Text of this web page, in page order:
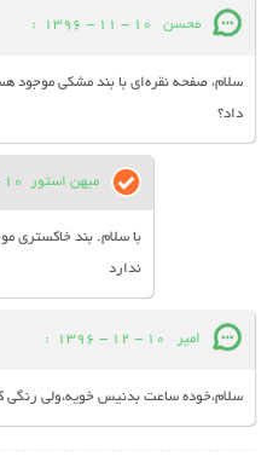
محسن 10 - 11 - 1396
:
سلام، صفحه نقره‌ای با بند مشکی
داد؟
میهن استور 10 - 11 - 1396
با سلام. بند خاکستری
ندارد
امیر 10 - 12 - 1396
:
سلام،خوده ساعت بدنیس خویه،ولی رنگی